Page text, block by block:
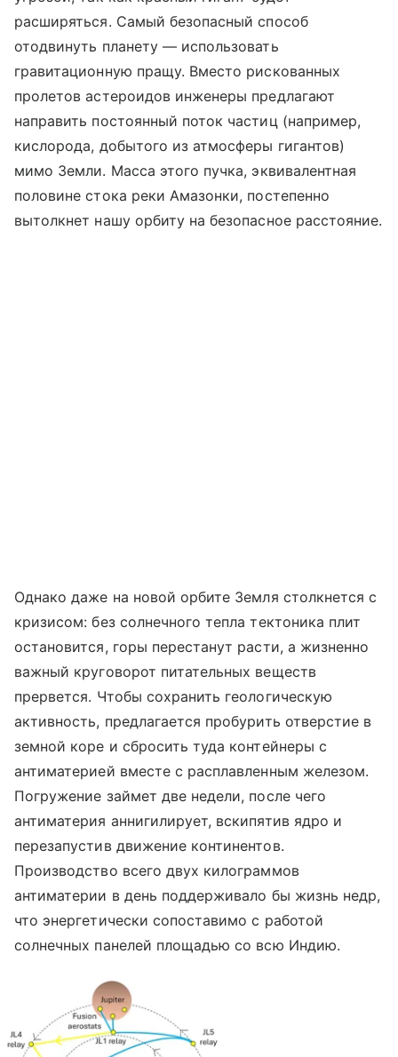
расширяться. Самый безопасный способ
отодвинуть планету — использовать
гравитационную пращу. Вместо рискованных
пролетов астероидов инженеры предлагают
направить постоянный поток частиц (например,
кислорода, добытого из атмосферы гигантов)
мимо Земли. Масса этого пучка, эквивалентная
половине стока реки Амазонки, постепенно
вытолкнет нашу орбиту на безопасное расстояние.
Однако даже на новой орбите Земля столкнется с
кризисом: без солнечного тепла тектоника плит
остановится, горы перестанут расти, а жизненно
важный круговорот питательных веществ
прервется. Чтобы сохранить геологическую
активность, предлагается пробурить отверстие в
земной коре и сбросить туда контейнеры с
антиматерией вместе с расплавленным железом.
Погружение займет две недели, после чего
антиматерия аннигилирует, вскипятив ядро и
перезапустив движение континентов.
Производство всего двух килограммов
антиматерии в день поддерживало бы жизнь недр,
что энергетически сопоставимо с работой
солнечных панелей площадью со всю Индию.